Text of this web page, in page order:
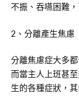
不振、吞嚥困難
2、分離產生焦慮
分離焦慮症大多
而當主人上班甚
生的各種症狀，